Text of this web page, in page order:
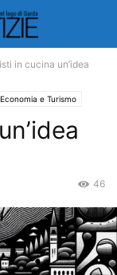
in cucina un’idea
Economia e Turismo
46